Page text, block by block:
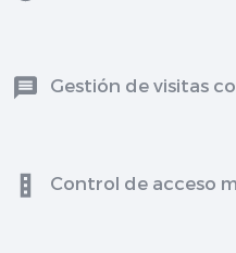
Gestión de visitas
Control de acceso